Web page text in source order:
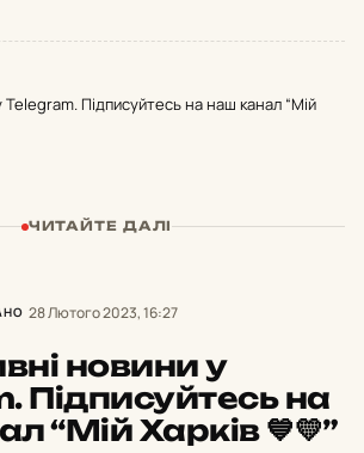
Підписуйтесь на наш канал “Мій
ЧИТАЙТЕ ДАЛІ
28 Лютого 2023, 16:27
новини у
Підписуйтесь на
“Мій Харків 💙💛”